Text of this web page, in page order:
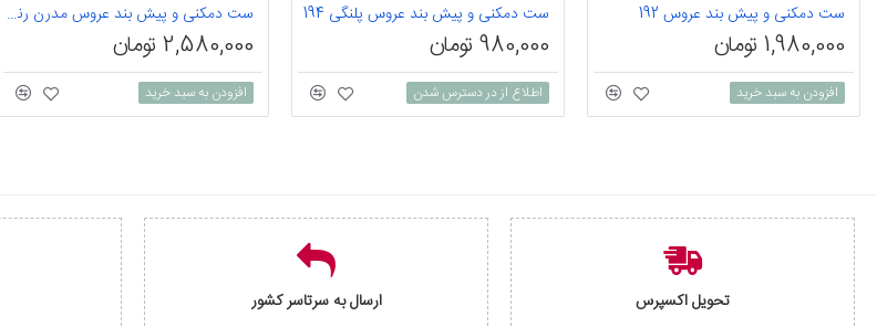
ست دمکنی و پیش بند عروس 192
1,980,000 تومان
افزودن به سبد خرید
ست دمکنی و پیش بند عروس پلنگی 194
980,000 تومان
اطلاع از در دسترس شدن
ست دمکنی و پیش بند عروس مدرن رنگی
2,580,000 تومان
افزودن به سبد خرید
تحویل اکسپرس ارسال به سرتاسر کشور